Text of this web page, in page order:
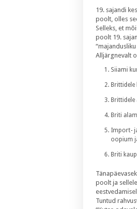
19. sajandi
poolt, olles
Selleks, et
poolt 19.
Alljärgnevalt
Siiami
Briti
Import-
oopium
Briti
poolt ja
Tuntud